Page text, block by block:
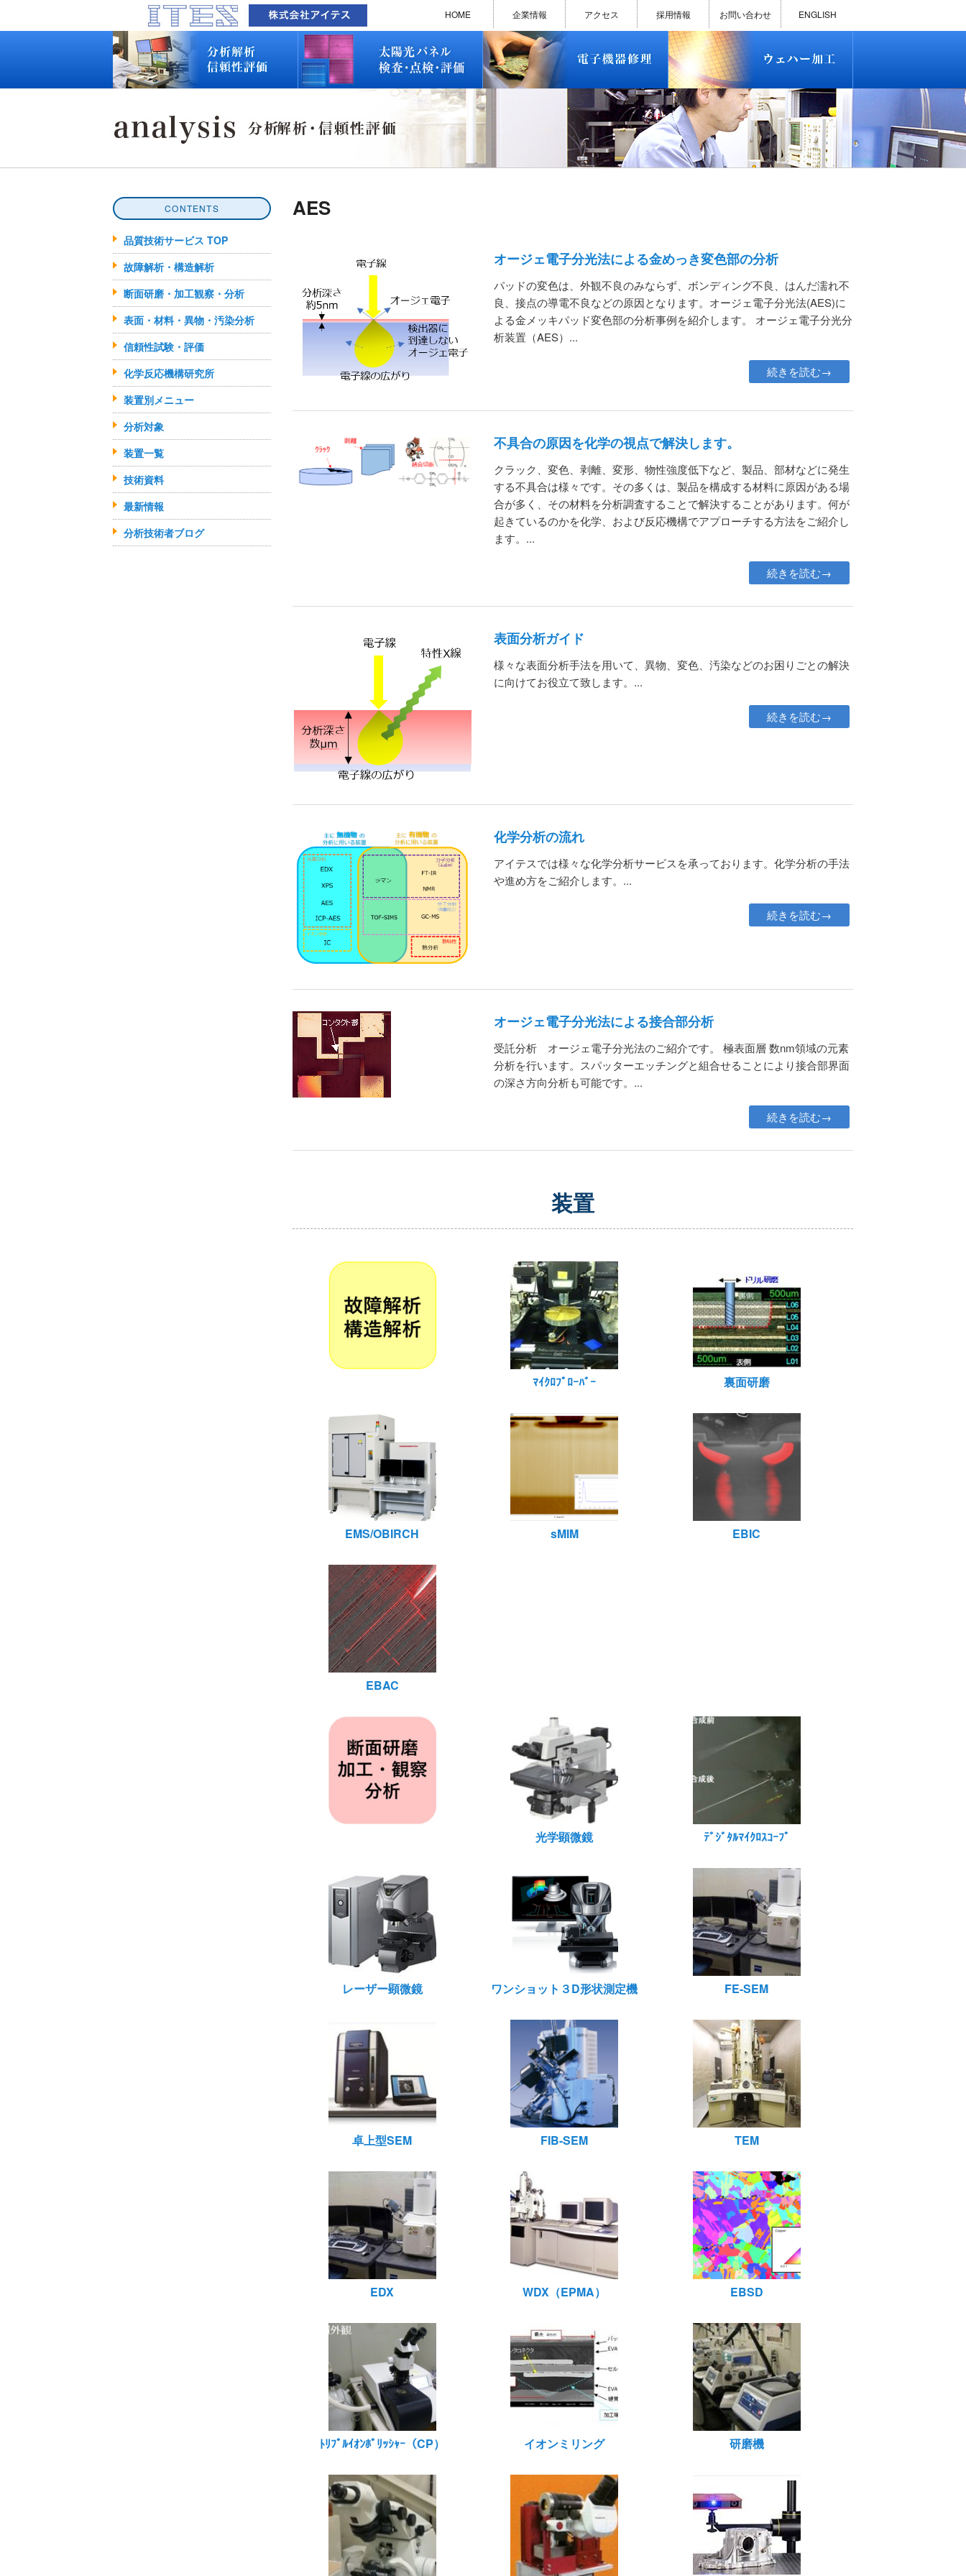
ハ
い）
HOME 企業情報 アクセス 採用情報 お問い合わせ ENGLISH
太陽光パネル検査・点検・評価
EL/PL 検査装置 保守サービス 修理で延命できる可能性
修理のお申し込みについて
修理実績(シーケンサー)
修理実績(インバーター)
修理実績(制御ユニット)
修理実績(モータードライバー)
修理実績(マザーボード)
メルマガバックナンバー 半導体プロセス受託加工サービス
MEMS ファウンドリーサービス
精密貫通孔加工
テスト用膜付きウェハー
評価用めっき付きシリコンウエ
ハ
研削研磨・ダイシング加工
ダイヤモンドワイヤー販売
ウェハー加工実績
ウェハー販売(Si/SOI/SiC/GaAs)
ウェハーケース販売
ICP-MS汚染分析受託サービス
TXRF汚染分析受託サービス
石英基板・ガラスウェハ加工
恋する半導体（セミコイ）
恋するパワー半導体（つよこ
い）
AES
オージェ電子分光法による金めっき変色部の分析
パッドの変色は、外観不良のみならず、ボンディング不良、はんだ濡れ不
良、接点の導電不良などの原因となります。オージェ電子分光法(AES)に
よる金メッキパッド変色部の分析事例を紹介します。 オージェ電子分光分
析装置（AES）...
続きを読む→
不具合の原因を化学の視点で解決します。
クラック、変色、剥離、変形、物性強度低下など、製品、部材などに発生
する不具合は様々です。その多くは、製品を構成する材料に原因がある場
合が多く、その材料を分析調査することで解決することがあります。何が
起きているのかを化学、および反応機構でアプローチする方法をご紹介し
ます。...
続きを読む→
表面分析ガイド
様々な表面分析手法を用いて、異物、変色、汚染などのお困りごとの解決
に向けてお役立て致します。...
続きを読む→
化学分析の流れ
アイテスでは様々な化学分析サービスを承っております。化学分析の手法
や進め方をご紹介します。...
続きを読む→
オージェ電子分光法による接合部分析
受託分析 オージェ電子分光法のご紹介です。 極表面層 数nm領域の元素
分析を行います。スパッターエッチングと組合せることにより接合部界面
の深さ方向分析も可能です。...
続きを読む→
装置
ﾏｲｸﾛﾌﾟﾛｰﾊﾞｰ 裏面研磨
EMS/OBIRCH sMIM EBIC
EBAC
光学顕微鏡 ﾃﾞｼﾞﾀﾙﾏｲｸﾛｽｺｰﾌﾟ
レーザー顕微鏡 ワンショット３D形状測定機 FE-SEM
卓上型SEM FIB-SEM TEM
EDX WDX（EPMA） EBSD
ﾄﾘﾌﾟﾙｲｵﾝﾎﾟﾘｯｼｬｰ（CP） イオンミリング 研磨機
CONTENTS
品質技術サービス TOP
故障解析・構造解析
断面研磨・加工観察・分析
表面・材料・異物・汚染分析
信頼性試験・評価
化学反応機構研究所
装置別メニュー
分析対象
装置一覧
技術資料
最新情報
分析技術者ブログ